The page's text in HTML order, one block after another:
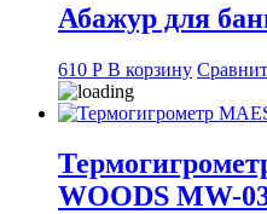
Абажур для
610 Р В корзину
WOODS MW-